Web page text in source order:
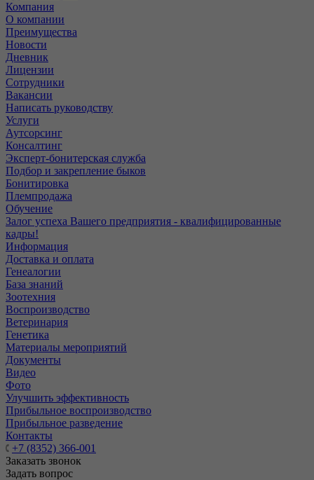
Компания
О компании
Преимущества
Новости
Дневник
Лицензии
Сотрудники
Вакансии
Написать руководству
Услуги
Аутсорсинг
Консалтинг
Эксперт-бонитерская служба
Подбор и закрепление быков
Бонитировка
Племпродажа
Обучение
Залог успеха Вашего предприятия - квалифицированные
кадры!
Информация
Доставка и оплата
Генеалогии
База знаний
Зоотехния
Воспроизводство
Ветеринария
Генетика
Материалы мероприятий
Документы
Видео
Фото
Улучшить эффективность
Прибыльное воспроизводство
Прибыльное разведение
Контакты
+7 (8352) 366-001
Заказать звонок
Задать вопрос